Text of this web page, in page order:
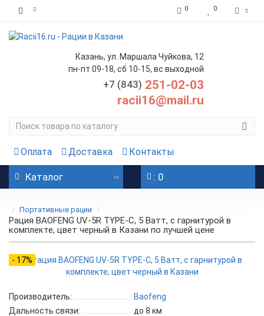
0 0
Казань, ул. Маршала Чуйкова, 12
пн-пт 09-18, сб 10-15, вс выходной
+7 (843) 251-02-03
racii16@mail.ru
Оплата Доставка Контакты
Каталог : 0
Портативные рации
Рация BAOFENG UV-5R TYPE-C, 5 Ватт, с гарнитурой в
комплекте, цвет черный в Казани по лучшей цене
- 17%
Производитель:
Baofeng
Дальность связи:
до 8 км